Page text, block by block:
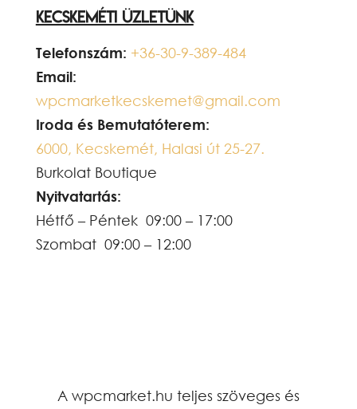
Kecskeméti üzletünk
Telefonszám: +36-30-9-389-484
Email:
wpcmarketkecskemet@gmail.com
Iroda és Bemutatóterem:
6000, Kecskemét, Halasi út 25-27.
Burkolat Boutique
Nyitvatartás:
Hétfő – Péntek 09:00 – 17:00
Szombat 09:00 – 12:00
A wpcmarket.hu teljes szöveges és